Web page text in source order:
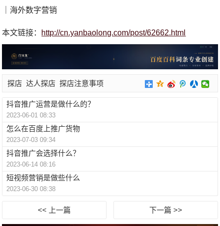
｜海外数字营销
本文链接： http://cn.yanbaolong.com/post/62662.html
探店 达人探店 探店注意事项
抖音推广运营是做什么的？
2023-06-01 08:33
怎么在百度上推广货物
2023-07-03 09:34
抖音推广会选择什么？
2023-06-14 08:16
短视频营销是做些什么
2023-06-30 08:38
<< 上一篇 下一篇 >>